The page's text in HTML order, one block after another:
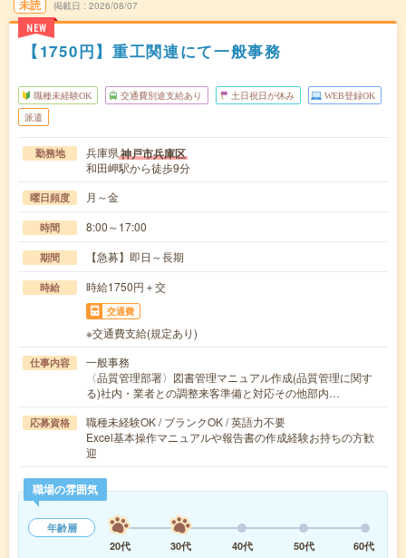
未読
NEW
掲載日 2026/08/07
【1750円】重工関連にて一般事務
職種未経験OK 交通費別途支給あり 土日祝日が休み WEB登録OK
派遣
勤務地 兵庫県神戸市兵庫区
和田岬駅から徒歩9分
曜日頻度 月～金
時間 8:00～17:00
期間 【急募】即日～長期
時給 時給1750円＋交
交通費
※交通費支給(規定あり)
仕事内容
一般事務
〈品質管理部署〉図書管理マニュアル作成(品質管理に関す
る)社内・業者との調整来客準備と対応その他部内…
応募資格
職種未経験OK / ブランクOK / 英語力不要
Excel基本操作マニュアルや報告書の作成経験お持ちの方歓
迎
職場の雰囲気
年齢層
20代
30代 40代 50代
60代